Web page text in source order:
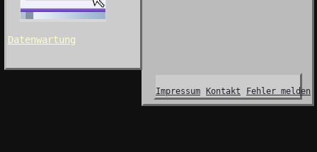
Datenwartung
Impressum Kontakt Fehler melden